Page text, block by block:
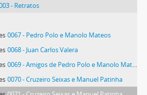
- Retratos
0067 - Pedro Polo e Manolo Mateos
0068 - Juan Carlos Valera
0069 - Amigos de Pedro Polo e Manolo Mateos
0070 - Cruzeiro Seixas e Manuel Patinha